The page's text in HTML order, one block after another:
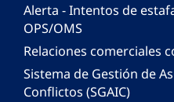
Alerta - Intentos de
OPS/OMS
Relaciones comerciales
Sistema de Gestión de
Conflictos (SGAIC)